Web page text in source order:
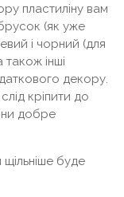
пластиліну вам
(як уже
і чорний (для
також інші
декору.
кріпити до
добре
щільніше буде